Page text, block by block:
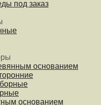
под заказ
основанием
основанием